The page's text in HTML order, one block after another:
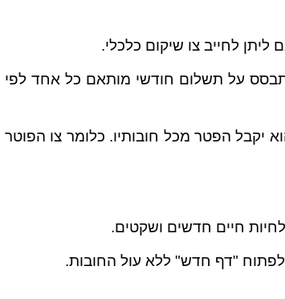
לחייב צו שיקום כלכלי.
על תשלום חודשי מותאם כל אחד לפי
יקבל הפטר מכל חובותיו. כלומר צו הפוטר
חיים חדשים ושקטים.
"דף חדש" ללא עול החובות.